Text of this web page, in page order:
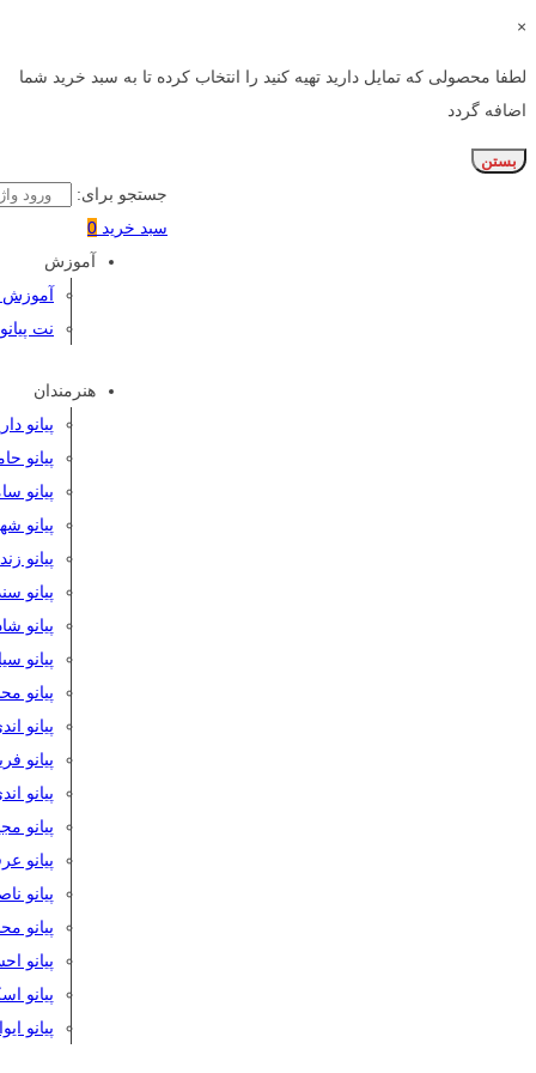
×
لطفا محصولی که تمایل دارید تهیه کنید را انتخاب کرده تا به سبد خرید شما
اضافه گردد
بستن
جستجو برای:
سبد خرید 0
آموزش
آموزش
نت پیانو
هنرمندان
پیانو
پیانو
پیانو
پیانو
پیانو
پیانو
پیانو
پیانو
پیانو
پیانو
پیانو
پیانو
پیانو
پیانو
پیانو
پیانو
پیانو
پیانو
پیانو